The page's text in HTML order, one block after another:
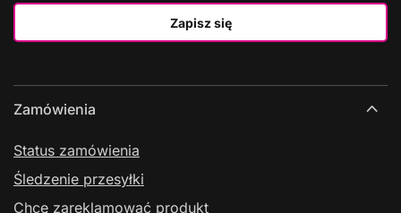
Zapisz się
Zamówienia
Status zamówienia
Śledzenie przesyłki
Chcę zareklamować produkt